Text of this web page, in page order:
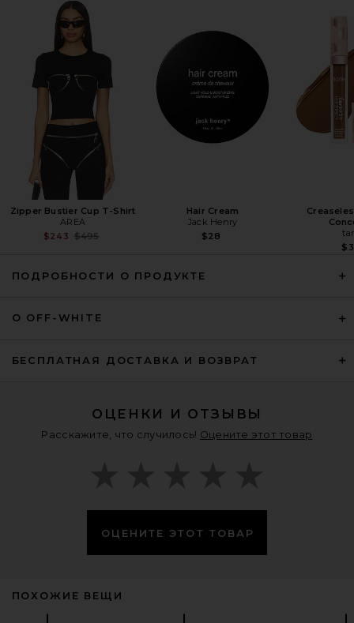
Zipper Bustier Cup T-Shirt
AREA
$243 Previous price:
$495
Hair Cream
Jack Henry
$28
ПОДРОБНОСТИ О ПРОДУКТЕ
О OFF-WHITE
БЕСПЛАТНАЯ ДОСТАВКА И ВОЗВРАТ
ОЦЕНКИ И ОТЗЫВЫ
Расскажите, что случилось! Оцените этот товар
ОЦЕНИТЕ ЭТОТ ТОВАР
ПОХОЖИЕ ВЕЩИ